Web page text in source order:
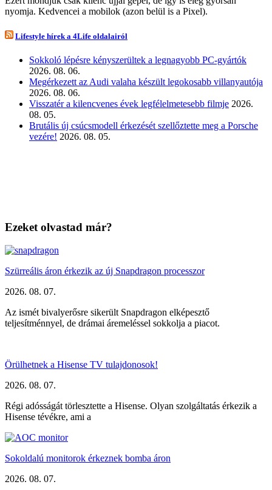
nyomja. Kedvencei a mobilok (azon belül is a Pixel).
Lifestyle hírek a 4Life oldalairól
Sokkoló lépésre kényszerültek a legnagyobb PC-gyártók
2026. 08. 06.
Megérkezett az Audi valaha készült legokosabb villanyautója
2026. 08. 06.
Visszatér a kilencvenes évek legfélelmetesebb filmje 2026.
08. 05.
Brutális új csúcsmodell érkezését szellőztette meg a Porsche
vezére! 2026. 08. 05.
Ezeket olvastad már?
Szürreális áron érkezik az új Snapdragon processzor
2026. 08. 07.
Az ismét bivalyerősre sikerült Snapdragon elképesztő
teljesítménnyel, de drámai áremeléssel sokkolja a piacot.
Örülhetnek a Hisense TV tulajdonosok!
2026. 08. 07.
Régi adósságát törlesztette a Hisense. Olyan szolgáltatás érkezik a
Hisense tévékre, ami a
Sokoldalú monitorok érkeznek bomba áron
2026. 08. 07.